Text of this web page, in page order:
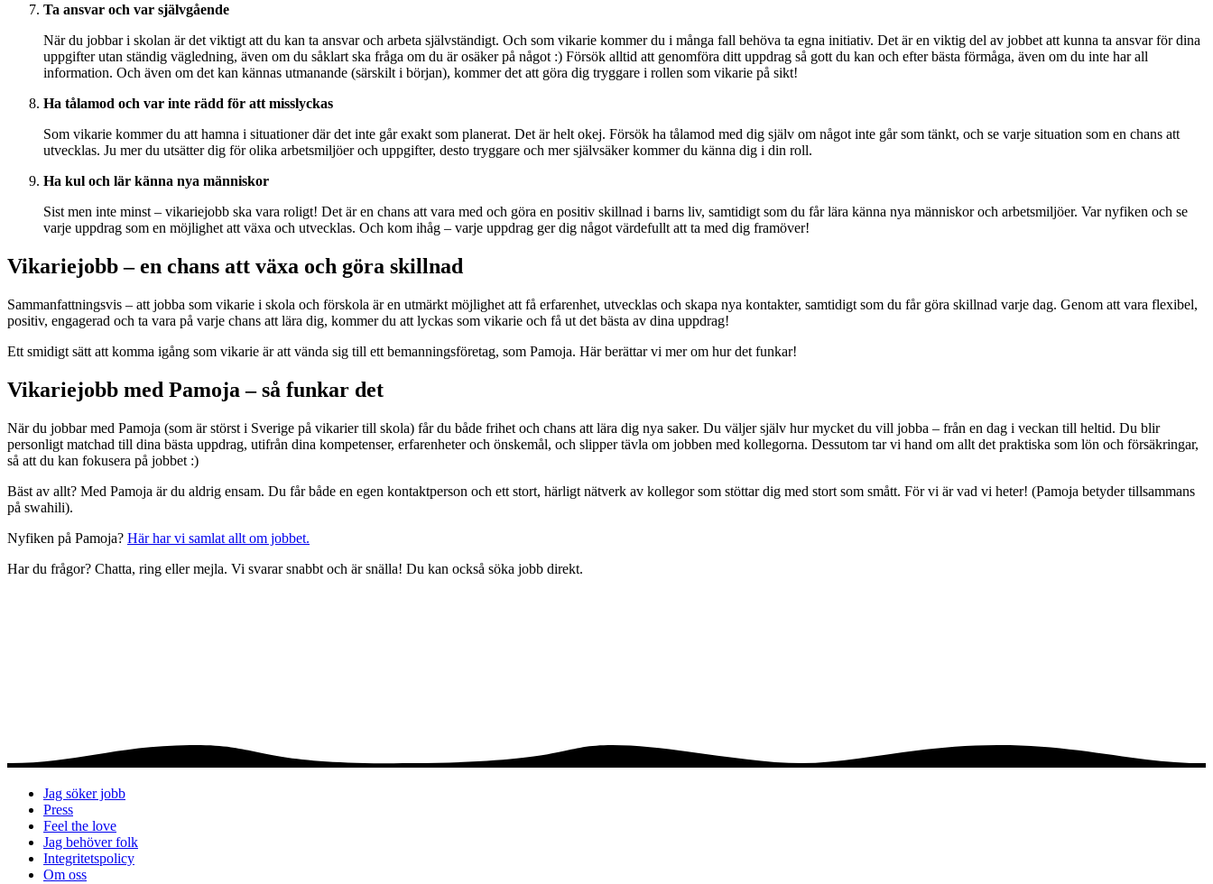
Ta ansvar och var självgående
När du jobbar i skolan är det viktigt att du kan ta ansvar och arbeta självständigt. Och som vikarie kommer du i många fall behöva ta egna initiativ. Det är en viktig del av jobbet att kunna ta ansvar för dina
uppgifter utan ständig vägledning, även om du såklart ska fråga om du är osäker på något :) Försök alltid att genomföra ditt uppdrag så gott du kan och efter bästa förmåga, även om du inte har all
information. Och även om det kan kännas utmanande (särskilt i början), kommer det att göra dig tryggare i rollen som vikarie på sikt!
Ha tålamod och var inte rädd för att misslyckas
Som vikarie kommer du att hamna i situationer där det inte går exakt som planerat. Det är helt okej. Försök ha tålamod med dig själv om något inte går som tänkt, och se varje situation som en chans att
utvecklas. Ju mer du utsätter dig för olika arbetsmiljöer och uppgifter, desto tryggare och mer självsäker kommer du känna dig i din roll.
Ha kul och lär känna nya människor
Sist men inte minst – vikariejobb ska vara roligt! Det är en chans att vara med och göra en positiv skillnad i barns liv, samtidigt som du får lära känna nya människor och arbetsmiljöer. Var nyfiken och se
varje uppdrag som en möjlighet att växa och utvecklas. Och kom ihåg – varje uppdrag ger dig något värdefullt att ta med dig framöver!
Vikariejobb – en chans att växa och göra skillnad
Sammanfattningsvis – att jobba som vikarie i skola och förskola är en utmärkt möjlighet att få erfarenhet, utvecklas och skapa nya kontakter, samtidigt som du får göra skillnad varje dag. Genom att vara flexibel,
positiv, engagerad och ta vara på varje chans att lära dig, kommer du att lyckas som vikarie och få ut det bästa av dina uppdrag!
Ett smidigt sätt att komma igång som vikarie är att vända sig till ett bemanningsföretag, som Pamoja. Här berättar vi mer om hur det funkar!
Vikariejobb med Pamoja – så funkar det
När du jobbar med Pamoja (som är störst i Sverige på vikarier till skola) får du både frihet och chans att lära dig nya saker. Du väljer själv hur mycket du vill jobba – från en dag i veckan till heltid. Du blir
personligt matchad till dina bästa uppdrag, utifrån dina kompetenser, erfarenheter och önskemål, och slipper tävla om jobben med kollegorna. Dessutom tar vi hand om allt det praktiska som lön och försäkringar,
så att du kan fokusera på jobbet :)
Bäst av allt? Med Pamoja är du aldrig ensam. Du får både en egen kontaktperson och ett stort, härligt nätverk av kollegor som stöttar dig med stort som smått. För vi är vad vi heter! (Pamoja betyder tillsammans
på swahili).
Nyfiken på Pamoja? Här har vi samlat allt om jobbet.
Har du frågor? Chatta, ring eller mejla. Vi svarar snabbt och är snälla! Du kan också söka jobb direkt.
Jag söker jobb
Press
Feel the love
Jag behöver folk
Integritetspolicy
Om oss